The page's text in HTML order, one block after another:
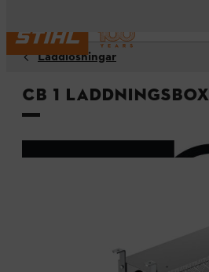
Laddlösningar
CB 1 laddningsbox